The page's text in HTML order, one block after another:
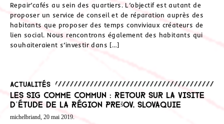
Repair’cafés au sein des quartiers. L’objectif est autant de
proposer un service de conseil et de réparation auprès des
habitants que proposer des temps conviviaux créateurs de
lien social. Nous rencontrons également des habitants qui
souhaiteraient s’investir dans […]
Actualités
les SIG comme commun : Retour sur la visite
d’étude de la Région Prešov, Slovaquie
michelbriand, 20 mai 2019.